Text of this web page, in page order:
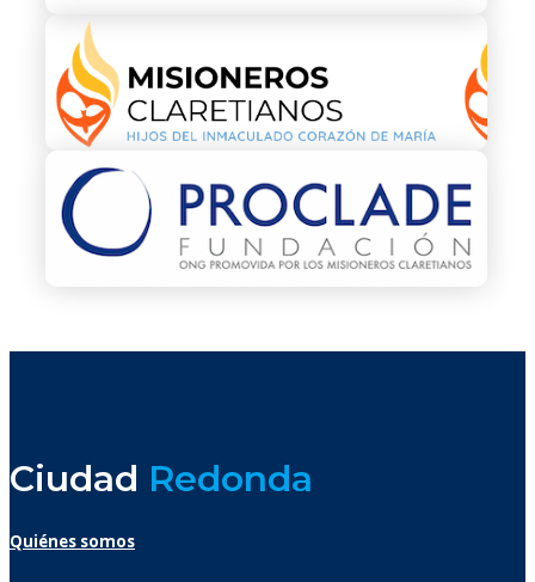
Ciudad Redonda
Quiénes somos